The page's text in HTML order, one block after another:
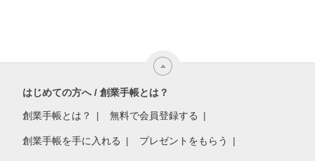
はじめての方へ / 創業手帳とは？
創業手帳とは？ 無料で会員登録する
創業手帳を手に入れる プレゼントをもらう